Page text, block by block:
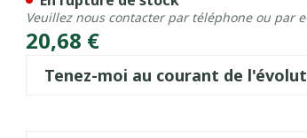
20,68 €
Tenez-moi au courant de
Veuillez nous contacter par téléphone ou par